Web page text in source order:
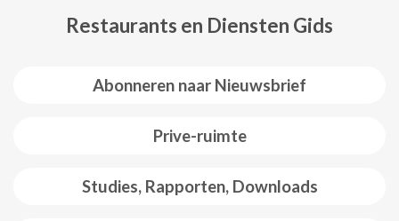
Abonneren naar Nieuwsbrief
Prive-ruimte
Studies, Rapporten, Downloads
Restaurants en Diensten Gids